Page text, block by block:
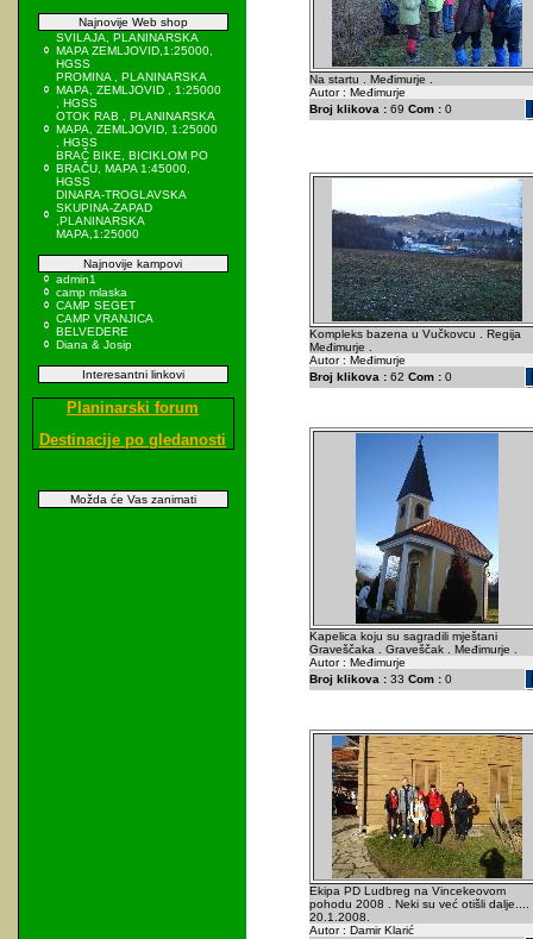
Najnovije Web shop
SVILAJA, PLANINARSKA
MAPA ZEMLJOVID,1:25000,
HGSS
PROMINA , PLANINARSKA
MAPA, ZEMLJOVID , 1:25000
, HGSS
OTOK RAB , PLANINARSKA
MAPA, ZEMLJOVID, 1:25000
, HGSS
BRAČ BIKE, BICIKLOM PO
BRAČU, MAPA 1:45000,
HGSS
DINARA-TROGLAVSKA
SKUPINA-ZAPAD
,PLANINARSKA
MAPA,1:25000
Najnovije kampovi
admin1
camp mlaska
CAMP SEGET
CAMP VRANJICA
BELVEDERE
Diana & Josip
Interesantni linkovi
Planinarski forum
Destinacije po gledanosti
Možda će Vas zanimati
Na startu . Međimurje .
Autor : Međimurje
Broj klikova :69 Com :0
Kompleks bazena u Vučkovcu . Regija
Međimurje .
Autor : Međimurje
Broj klikova :62 Com :0
Kapelica koju su sagradili mještani
Graveščaka . Graveščak . Međimurje .
Autor : Međimurje
Broj klikova :33 Com :0
Ekipa PD Ludbreg na Vincekeovom
pohodu 2008 . Neki su već otišli dalje....
20.1.2008.
Autor : Damir Klarić